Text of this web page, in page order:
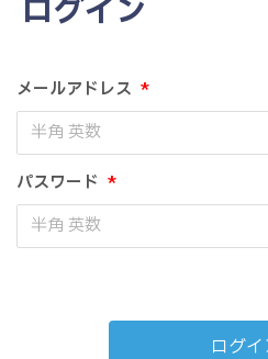
ログイン
メールアドレス *
パスワード *